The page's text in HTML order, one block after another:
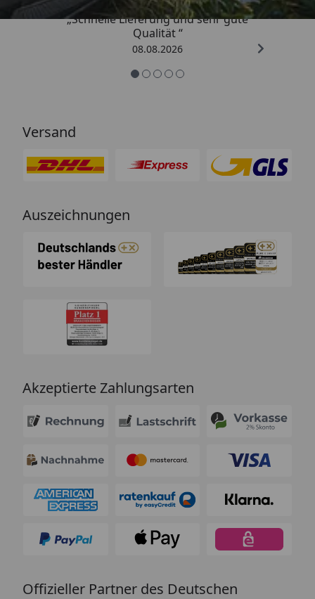
„Schnelle Lieferung und sehr gute
Qualität “
08.08.2026
Versand
Auszeichnungen
Akzeptierte Zahlungsarten
Offizieller Partner des Deutschen